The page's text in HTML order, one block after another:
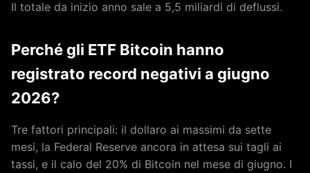
Il totale da inizio anno sale a 5,5 miliardi di deflussi.
Perché gli ETF Bitcoin hanno
registrato record negativi a giugno
2026?
Tre fattori principali: il dollaro ai massimi da sette
mesi, la Federal Reserve ancora in attesa sui tagli ai
tassi, e il calo del 20% di Bitcoin nel mese di giugno. I